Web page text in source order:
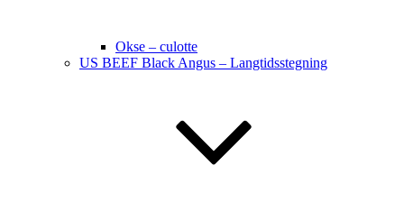
Okse – culotte
US BEEF Black Angus – Langtidsstegning